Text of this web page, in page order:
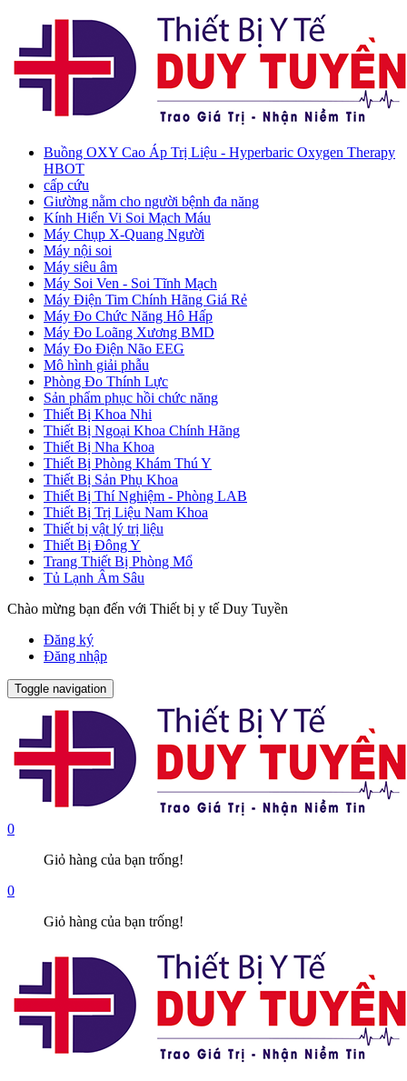
Buồng OXY Cao Áp Trị Liệu - Hyperbaric Oxygen Therapy
HBOT
cấp cứu
Giường nằm cho người bệnh đa năng
Kính Hiển Vi Soi Mạch Máu
Máy Chụp X-Quang Người
Máy nội soi
Máy siêu âm
Máy Soi Ven - Soi Tĩnh Mạch
Máy Điện Tim Chính Hãng Giá Rẻ
Máy Đo Chức Năng Hô Hấp
Máy Đo Loãng Xương BMD
Máy Đo Điện Não EEG
Mô hình giải phẫu
Phòng Đo Thính Lực
Sản phẩm phục hồi chức năng
Thiết Bị Khoa Nhi
Thiết Bị Ngoại Khoa Chính Hãng
Thiết Bị Nha Khoa
Thiết Bị Phòng Khám Thú Y
Thiết Bị Sản Phụ Khoa
Thiết Bị Thí Nghiệm - Phòng LAB
Thiết Bị Trị Liệu Nam Khoa
Thiết bị vật lý trị liệu
Thiết Bị Đông Y
Trang Thiết Bị Phòng Mổ
Tủ Lạnh Âm Sâu
Chào mừng bạn đến với Thiết bị y tế Duy Tuyền
Đăng ký
Đăng nhập
Toggle navigation
0
Giỏ hàng của bạn trống!
0
Giỏ hàng của bạn trống!